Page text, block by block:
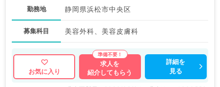
勤務地 静岡県浜松市中央区
募集科目 美容外科、美容皮膚科
お気に入り
求人を
紹介してもらう
詳細を
見る